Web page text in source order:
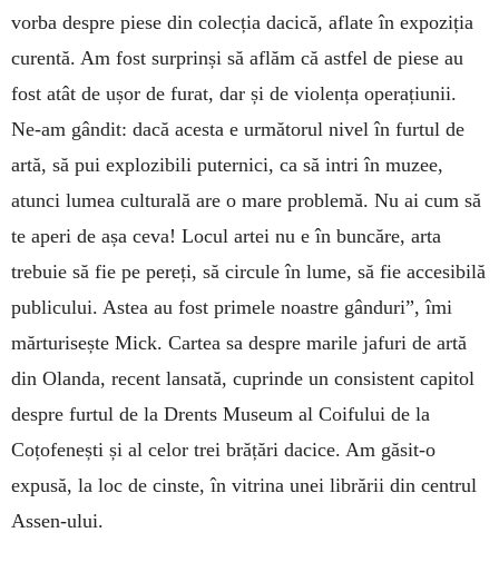
vor­ba despre piese din colecția dacică, aflate în expoziția
curentă. Am fost surprinși să aflăm că astfel de piese au
fost atât de ușor de furat, dar și de violența operațiunii.
Ne-am gândit: dacă acesta e următorul nivel în furtul de
artă, să pui explozibili pu­ternici, ca să intri în muzee,
atunci lumea cultu­rală are o mare problemă. Nu ai cum să
te aperi de așa ceva! Locul artei nu e în buncăre, arta
trebuie să fie pe pereți, să circule în lume, să fie accesibilă
publicului. Astea au fost primele noastre gânduri”, îmi
mărturisește Mick. Cartea sa despre marile jafuri de artă
din Olanda, recent lansată, cuprinde un consistent capitol
despre furtul de la Drents Museum al Coifului de la
Coțofenești și al celor trei brățări dacice. Am găsit-o
expusă, la loc de cinste, în vitrina unei librării din centrul
Assen-ului.